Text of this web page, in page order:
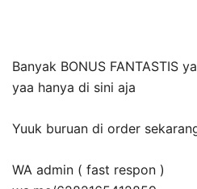
Banyak BONUS FANTASTIS
yaa hanya di sini aja
Yuuk buruan di order
WA admin ( fast respon )